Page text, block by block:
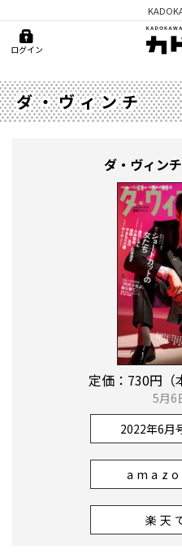
ログイン
ダ・ヴィンチ
ダ・ヴィンチ
定価：730円（
5月6
2022年6月
楽天